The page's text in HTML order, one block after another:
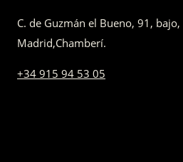
C. de Guzmán el Bueno, 91, bajo,
Madrid,Chamberí.
+34 915 94 53 05